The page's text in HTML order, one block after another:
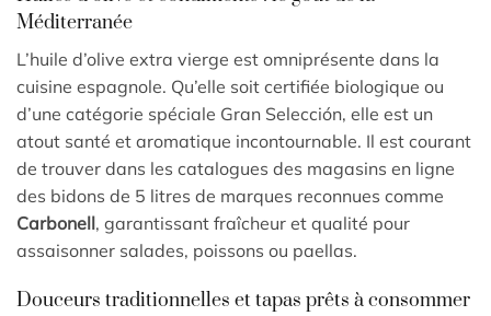
Méditerranée
L’huile d’olive extra vierge est omniprésente dans la
cuisine espagnole. Qu’elle soit certifiée biologique ou
d’une catégorie spéciale Gran Selección, elle est un
atout santé et aromatique incontournable. Il est courant
de trouver dans les catalogues des magasins en ligne
des bidons de 5 litres de marques reconnues comme
Carbonell, garantissant fraîcheur et qualité pour
assaisonner salades, poissons ou paellas.
Douceurs traditionnelles et tapas prêts à consommer